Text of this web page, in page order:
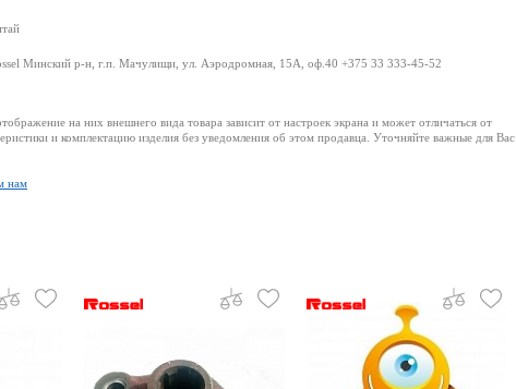
Минский р-н, г.п. Мачулищи, ул. Аэродромная, 15А, оф.40 +375 33 333-45-52
на них внешнего вида товара зависит от настроек экрана и может отличаться от
и комплектацию изделия без уведомления об этом продавца. Уточняйте важные для Вас
нам